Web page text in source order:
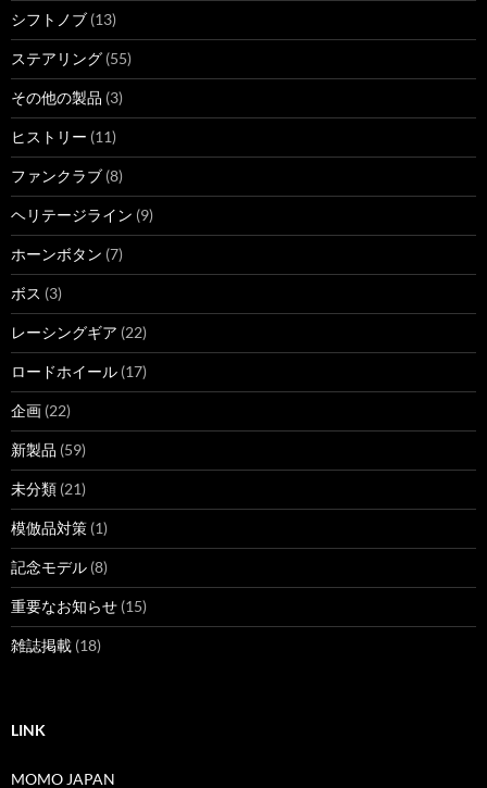
シフトノブ (13)
ステアリング (55)
その他の製品 (3)
ヒストリー (11)
ファンクラブ (8)
ヘリテージライン (9)
ホーンボタン (7)
ボス (3)
レーシングギア (22)
ロードホイール (17)
企画 (22)
新製品 (59)
未分類 (21)
模倣品対策 (1)
記念モデル (8)
重要なお知らせ (15)
雑誌掲載 (18)
LINK
MOMO JAPAN